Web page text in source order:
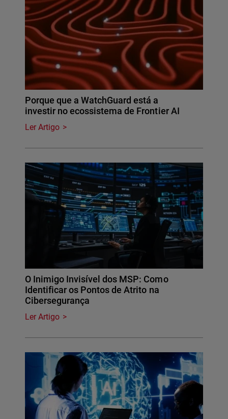
Porque que a WatchGuard está a
investir no ecossistema de Frontier AI
Ler Artigo
O Inimigo Invisível dos MSP: Como
Identificar os Pontos de Atrito na
Cibersegurança
Ler Artigo